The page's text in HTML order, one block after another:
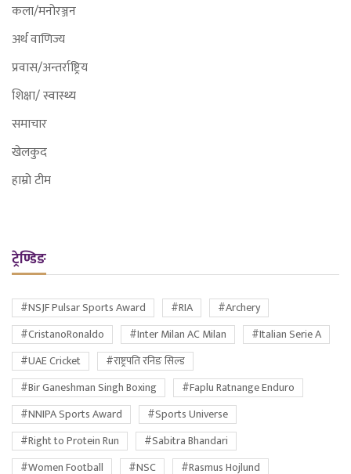
कला/मनोरञ्जन
अर्थ वाणिज्य
प्रवास/अन्तर्राष्ट्रिय
शिक्षा/ स्वास्थ्य
समाचार
खेलकुद
हाम्रो टीम
ट्रेण्डिङ
#NSJF Pulsar Sports Award #RIA
#Archery
#CristanoRonaldo
#Inter Milan AC Milan
#Italian Serie A
#UAE Cricket
#राष्ट्रपति रनिङ सिल्ड
#Bir Ganeshman Singh Boxing
#Faplu Ratnange Enduro
#NNIPA Sports Award
#Sports Universe
#Right to Protein Run
#Sabitra Bhandari
#Women Football
#NSC
#Rasmus Hojlund